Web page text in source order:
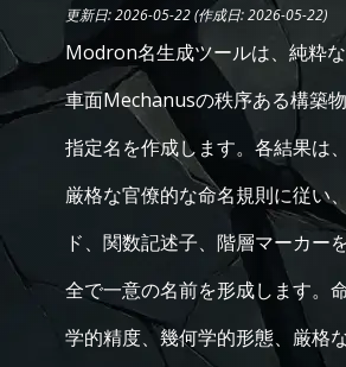
更新日: 2026-05-22 (作成日: 2026-05-22)
Modron名生成ツールは、純粋
車面Mechanusの秩序ある構築
指定名を作成します。各結果は
厳格な官僚的な命名規則に従い
ド、関数記述子、階層マーカー
全で一意の名前を形成します。
学的精度、幾何学的形態、厳格